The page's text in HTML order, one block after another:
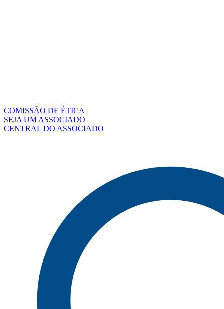
COMISSÃO DE ÉTICA
SEJA UM ASSOCIADO
CENTRAL DO ASSOCIADO